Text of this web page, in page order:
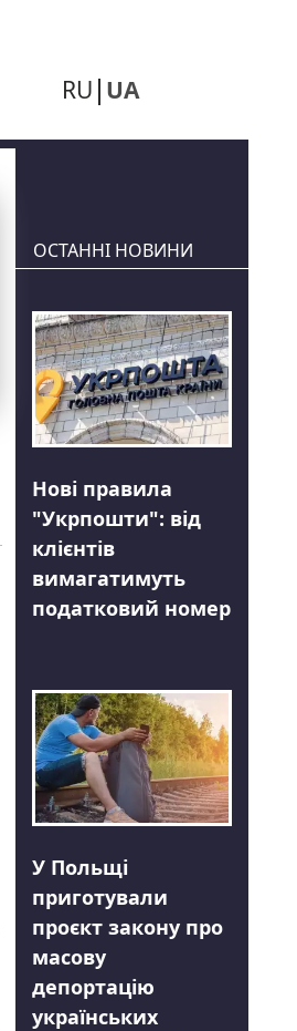
RU UA
ОСТАННІ НОВИНИ
Нові правила
"Укрпошти": від
клієнтів
вимагатимуть
податковий номер
У Польщі
приготували
проєкт закону про
масову
депортацію
українських